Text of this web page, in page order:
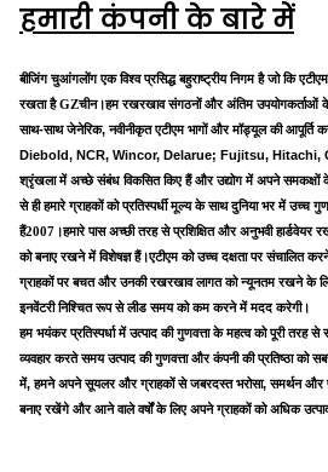
हमारी कंपनी के बारे में
बीजिंग चुआंगलोंगएक विश्व प्रसिद्ध बहुराष्ट्रीय निगम है जो कि
रखता हैGZचीन।हम रखरखाव संगठनों और अंतिम उपयोगकर्ताओं
साथ-साथ जेनेरिक, नवीनीकृत एटीएम भागों और मॉड्यूल की आपूर्ति
Diebold, NCR, Wincor, Delarue; Fujitsu, Hitachi,
श्रृंखला में अच्छे संबंध विकसित किए हैं और उद्योग में अपने समकक्षों
से ही हमारे ग्राहकों को प्रतिस्पर्धी मूल्य के साथ दुनिया भर में उच्च
हैं2007 ।हमारे पास अच्छी तरह से प्रशिक्षित और अनुभवी हार्डवेयर
को बनाए रखने में विशेषज्ञ हैं।एटीएम को उच्च दक्षता पर संचालित
ग्राहकों पर बचत और उनकी रखरखाव लागत को न्यूनतम रखने के
इनवेंटरी निश्चित रूप से लीड समय को कम करने में मदद करेगी।
हम भयंकर प्रतिस्पर्धा में उत्पाद की गुणवत्ता के महत्व को पूरी तरह
व्यवहार करते समय उत्पाद की गुणवत्ता और कंपनी की प्रतिष्ठा
में, हमने अपने सूयलर और ग्राहकों से जबरदस्त भरोसा, समर्थन और
बनाए रखेंगे और आने वाले वर्षों के लिए अपने ग्राहकों को अधिक